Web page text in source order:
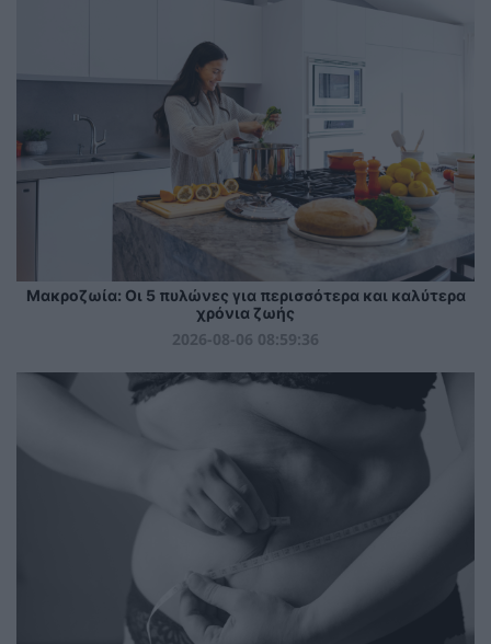
Mακροζωία: Οι 5 πυλώνες για περισσότερα και καλύτερα
χρόνια ζωής
2026-08-06 08:59:36